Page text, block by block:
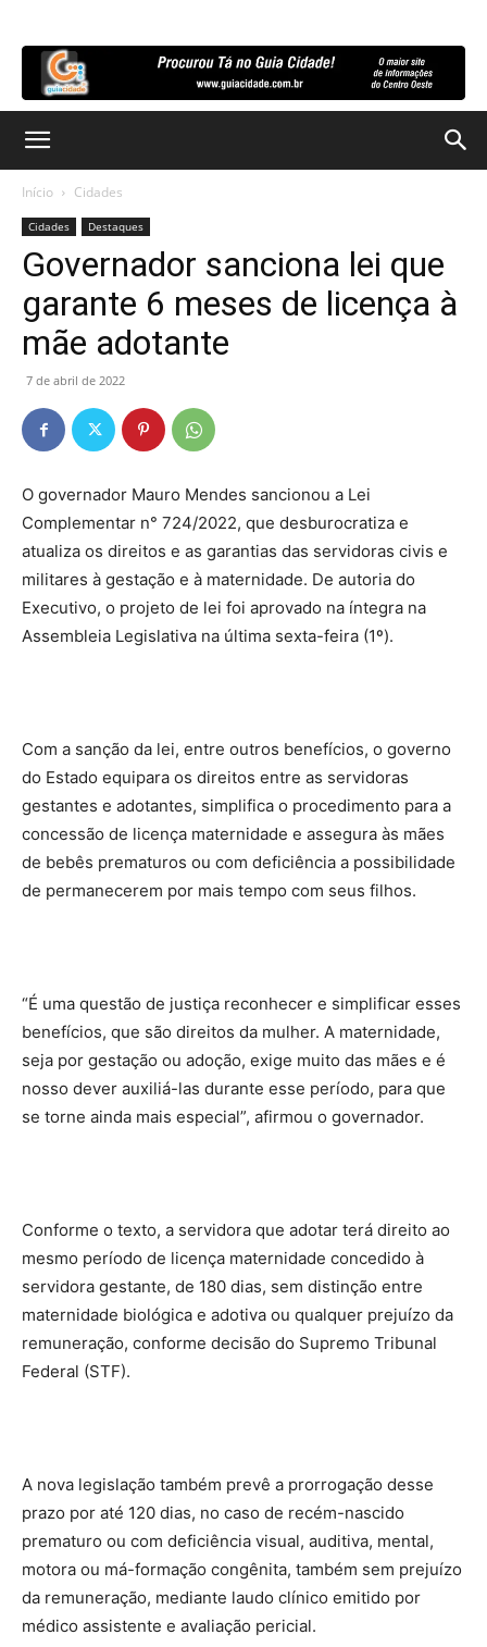
Início Cidades
Cidades Destaques
Governador sanciona lei que
garante 6 meses de licença à
mãe adotante
7 de abril de 2022
O governador Mauro Mendes sancionou a Lei
Complementar n° 724/2022, que desburocratiza e
atualiza os direitos e as garantias das servidoras civis e
militares à gestação e à maternidade. De autoria do
Executivo, o projeto de lei foi aprovado na íntegra na
Assembleia Legislativa na última sexta-feira (1º).
Com a sanção da lei, entre outros benefícios, o governo
do Estado equipara os direitos entre as servidoras
gestantes e adotantes, simplifica o procedimento para a
concessão de licença maternidade e assegura às mães
de bebês prematuros ou com deficiência a possibilidade
de permanecerem por mais tempo com seus filhos.
“É uma questão de justiça reconhecer e simplificar esses
benefícios, que são direitos da mulher. A maternidade,
seja por gestação ou adoção, exige muito das mães e é
nosso dever auxiliá-las durante esse período, para que
se torne ainda mais especial”, afirmou o governador.
Conforme o texto, a servidora que adotar terá direito ao
mesmo período de licença maternidade concedido à
servidora gestante, de 180 dias, sem distinção entre
maternidade biológica e adotiva ou qualquer prejuízo da
remuneração, conforme decisão do Supremo Tribunal
Federal (STF).
A nova legislação também prevê a prorrogação desse
prazo por até 120 dias, no caso de recém-nascido
prematuro ou com deficiência visual, auditiva, mental,
motora ou má-formação congênita, também sem prejuízo
da remuneração, mediante laudo clínico emitido por
médico assistente e avaliação pericial.